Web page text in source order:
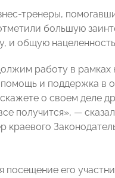
тренеры,
большую
и общую
работу в
помощь и поддержка в
о своем деле
получится», —
посещение его